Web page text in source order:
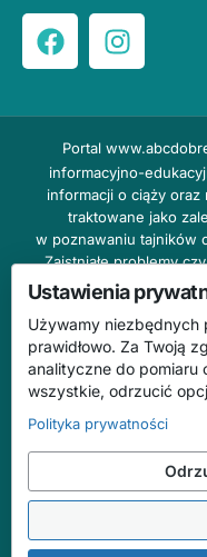
Portal
informacyjno-
informacji o ciąży
traktowane jako
w poznawaniu tajników
Zaistniałe problemy
przypadków należy
lekarzem ginekologiem
dziedzinie. DOBRY
nie ponosi również
odpowiedzialności za
zastosowania podanych
Na stronie
o
© 2026 ABC Dobrej
Ustawienia
Używamy niezbędnych
prawidłowo. Za Twoją
analityczne do pomiaru
wszystkie, odrzucić
Polityka prywatności